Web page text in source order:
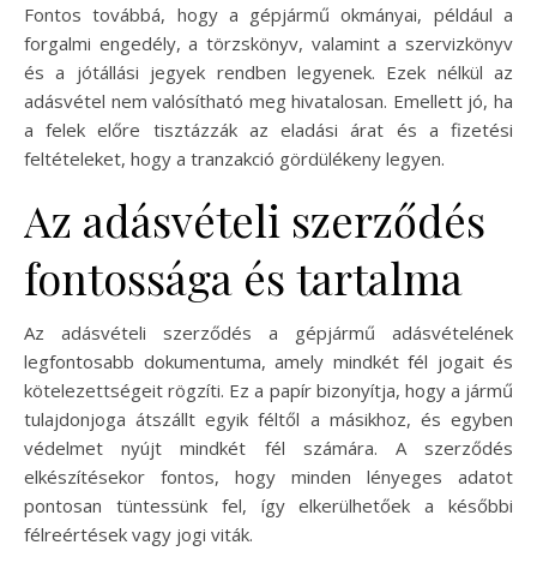
Fontos továbbá, hogy a gépjármű okmányai, például a
forgalmi engedély, a törzskönyv, valamint a szervizkönyv
és a jótállási jegyek rendben legyenek. Ezek nélkül az
adásvétel nem valósítható meg hivatalosan. Emellett jó, ha
a felek előre tisztázzák az eladási árat és a fizetési
feltételeket, hogy a tranzakció gördülékeny legyen.
Az adásvételi szerződés
fontossága és tartalma
Az adásvételi szerződés a gépjármű adásvételének
legfontosabb dokumentuma, amely mindkét fél jogait és
kötelezettségeit rögzíti. Ez a papír bizonyítja, hogy a jármű
tulajdonjoga átszállt egyik féltől a másikhoz, és egyben
védelmet nyújt mindkét fél számára. A szerződés
elkészítésekor fontos, hogy minden lényeges adatot
pontosan tüntessünk fel, így elkerülhetőek a későbbi
félreértések vagy jogi viták.